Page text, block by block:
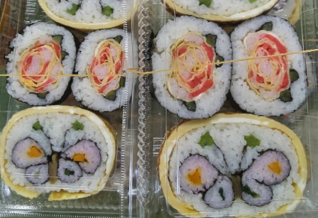
花」
が
い
い
感
じ
に
で
き
ま
し
た!!
は